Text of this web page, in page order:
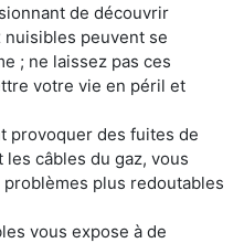
de découvrir
nuisibles peuvent se
; ne laissez pas ces
votre vie en péril et
provoquer des fuites de
câbles du gaz, vous
plus redoutables
vous expose à de